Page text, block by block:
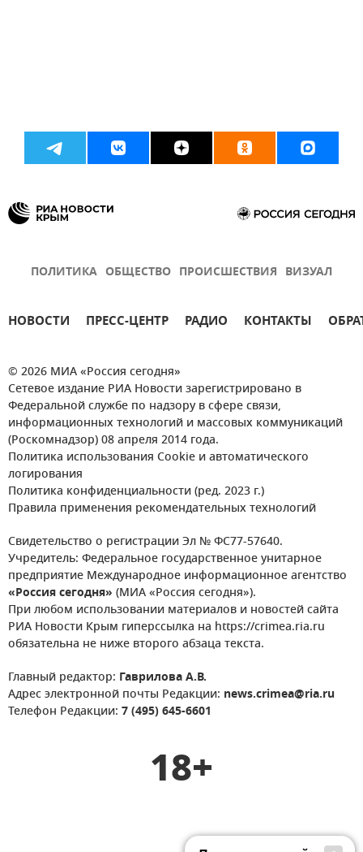
ПОЛИТИКА ОБЩЕСТВО ПРОИСШЕСТВИЯ ВИЗУАЛ
НОВОСТИ ПРЕСС-ЦЕНТР РАДИО КОНТАКТЫ
© 2026 МИА «Россия сегодня»
Сетевое издание РИА Новости зарегистрировано в
Федеральной службе по надзору в сфере связи,
информационных технологий и массовых коммуникаций
(Роскомнадзор) 08 апреля 2014 года.
Политика использования Cookie и автоматического
логирования
Политика конфиденциальности (ред. 2023 г.)
Правила применения рекомендательных технологий
Свидетельство о регистрации Эл № ФС77-57640.
Учредитель: Федеральное государственное унитарное
предприятие Международное информационное агентство
«Россия сегодня» (МИА «Россия сегодня»).
При любом использовании материалов и новостей сайта
РИА Новости Крым гиперссылка на https://crimea.ria.ru
обязательна не ниже второго абзаца текста.
Главный редактор: Гаврилова А.В.
Адрес электронной почты Редакции: news.crimea@ria.ru
Телефон Редакции: 7 (495) 645-6601
18+